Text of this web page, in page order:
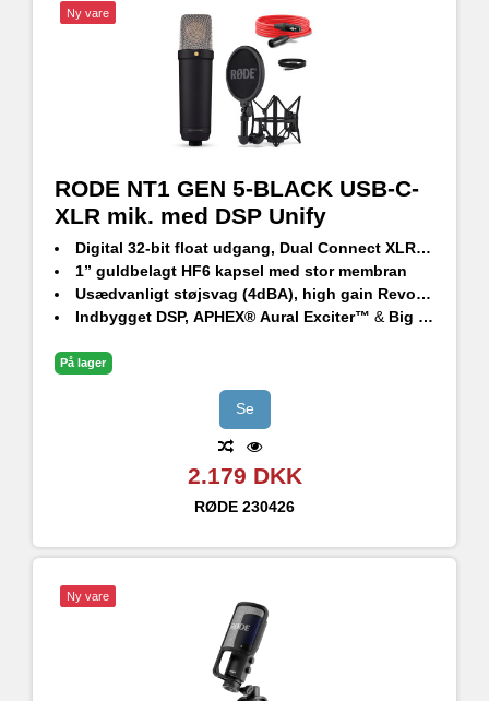
Ny vare
RODE NT1 GEN 5-BLACK USB-C-
XLR mik. med DSP Unify
Digital 32-bit floatudgang, Dual Connect XLR og USB tilslutning
1” guldbelagt HF6 kapsel med stor membran
Usædvanligt støjsvag (4dBA), high gain Revolution Preamp™
Indbygget DSP, APHEX® Aural Exciter™ &Big Bottom™
På lager
Se
2.179 DKK
RØDE 230426
Ny vare